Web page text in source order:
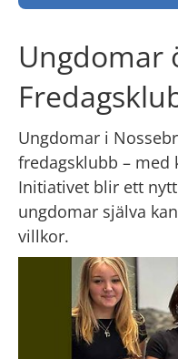
Ungdomar
Ungdomar i
fredagsklubb –
Initiativet blir ett
ungdomar själva
villkor.